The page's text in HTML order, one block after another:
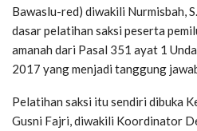
Bawaslu-red) diwakili Nurmisbah,
dasar pelatihan saksi peserta
amanah dari Pasal 351 ayat 1
2017 yang menjadi tanggung
Pelatihan saksi itu sendiri dibuka
Gusni Fajri, diwakili Koordinator